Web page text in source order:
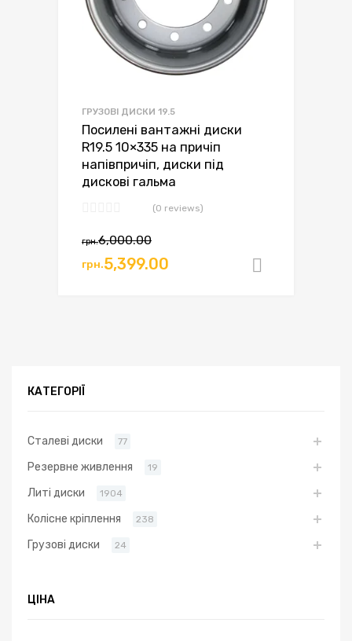
ГРУЗОВІ ДИСКИ 19.5
Посилені вантажні диски
R19.5 10×335 на причіп
напівпричіп, диски під
дискові гальма
(0 reviews)
грн.6,000.00Оригінальна
ціна:
грн.5,399.00
Поточна
ціна:
КАТЕГОРІЇ
Сталеві диски 77
Резервне живлення 19
Литі диски 1904
Колісне кріплення 238
Грузові диски 24
ЦІНА